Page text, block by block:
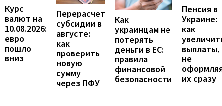
Курс
валют на
10.08.2026:
евро
пошло
вниз
Перерасчет
субсидии в
августе:
как
проверить
новую
сумму
через ПФУ
Как
украинцам не
потерять
деньги в ЕС:
правила
финансовой
безопасности
Пенсия в
Украине:
как
выплаты,
не
их сразу